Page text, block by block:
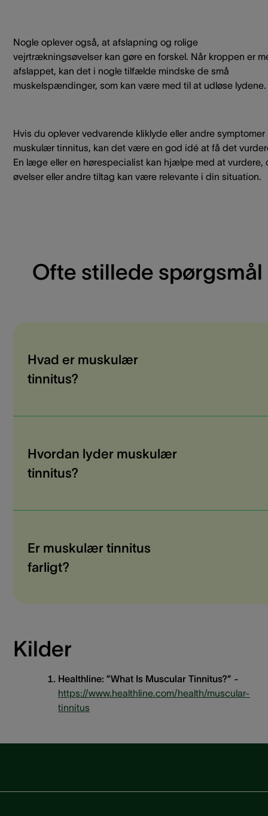
Nogle oplever også, at afslapning og rolige
vejrtrækningsøvelser kan gøre en forskel. Når kroppen er
afslappet, kan det i nogle tilfælde mindske de små
muskelspændinger, som kan være med til at udløse lydene.
Hvis du oplever vedvarende kliklyde eller andre symptomer
muskulær tinnitus, kan det være en god idé at få det
En læge eller en hørespecialist kan hjælpe med at vurdere,
øvelser eller andre tiltag kan være relevante i din situation.
Ofte stillede spørgsmål
Hvad er muskulær
tinnitus?
Hvordan lyder muskulær
tinnitus?
Er muskulær tinnitus
farligt?
Kilder
Healthline: ”What Is Muscular Tinnitus?” -
https://www.healthline.com/health/muscular-
tinnitus